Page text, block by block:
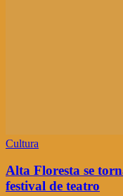
Cultura
Alta Floresta se
festival de teatro